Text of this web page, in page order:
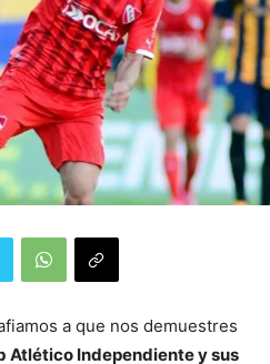
a que nos demuestres
Atlético Independiente y sus